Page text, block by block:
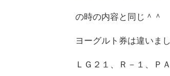
の時の内容と同じ＾＾
ヨーグルト券は違いま
ＬＧ２１、Ｒ－１、Ｐ